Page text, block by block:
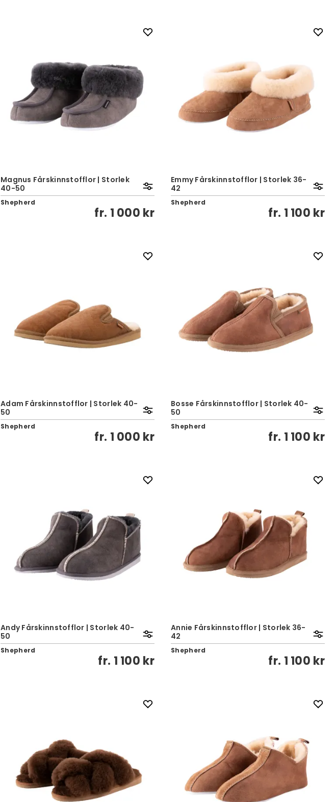
Magnus Fårskinnstofflor | Storlek
40-50
Shepherd
fr. 1 000 kr
Emmy Fårskinnstofflor | Storlek 36-
42
Shepherd
fr. 1 100 kr
Adam Fårskinnstofflor | Storlek 40-
50
Shepherd
fr. 1 000 kr
Bosse Fårskinnstofflor | Storlek 40-
50
Shepherd
fr. 1 100 kr
Andy Fårskinnstofflor | Storlek 40-
50
Shepherd
fr. 1 100 kr
Annie Fårskinnstofflor | Storlek 36-
42
Shepherd
fr. 1 100 kr